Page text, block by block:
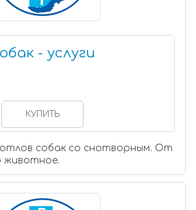
- услуги
КУПИТЬ
собак со снотворным. От
животное.